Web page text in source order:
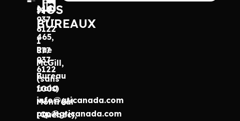
514
937-
6122
1
877
937-
6122
(sans
frais)
info@gticanada.com
prp@gticanada.com
NOS
BUREAUX
465,
Rue
McGill,
Bureau
1000
Montréal
(Québec),